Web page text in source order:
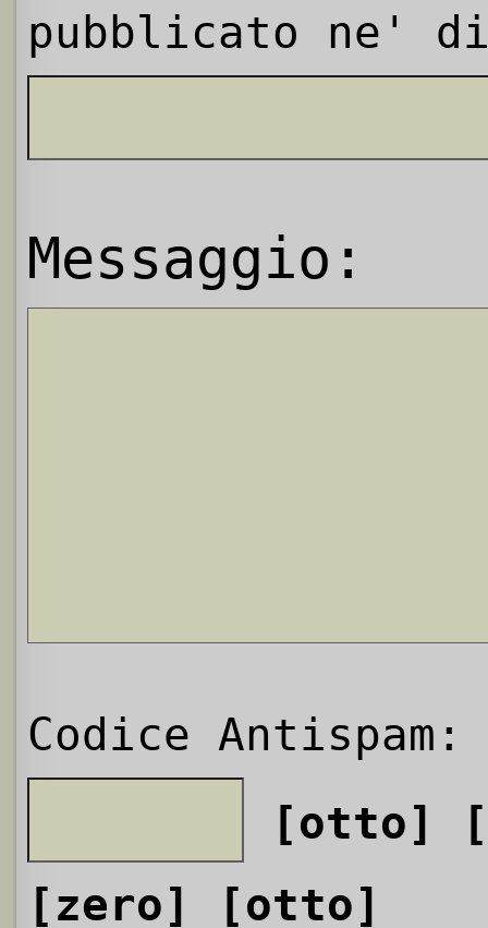
pubblicato ne'
Messaggio:
Codice Antispam:
[otto]
[zero]
[otto]